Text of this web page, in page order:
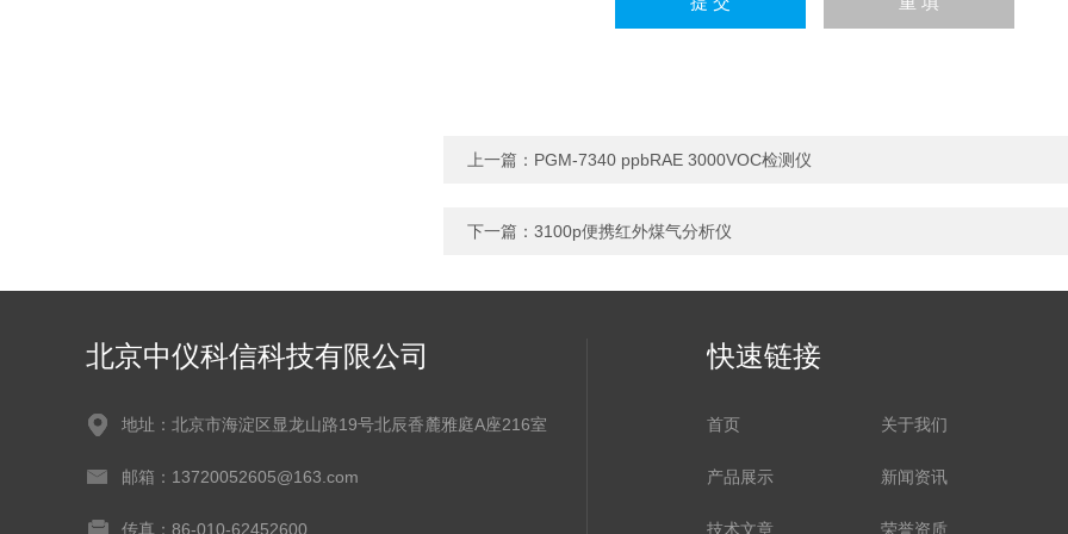
上一篇： PGM-7340 ppbRAE 3000VOC检测仪
下一篇： 3100p便携红外煤气分析仪
北京中仪科信科技有限公司
地址：北京市海淀区显龙山路19号北辰香麓雅庭A座216室
邮箱：13720052605@163.com
传真：86-010-62452600
快速链接
首页 关于我们
产品展示 新闻资讯
技术文章 荣誉资质